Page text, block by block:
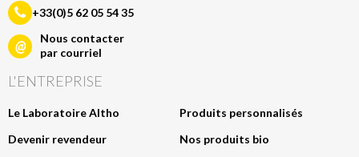
+33(0)5 62 05 54 35
@
Nous contacter
par courriel
L'ENTREPRISE
Le Laboratoire Altho
Produits personnalisés
Devenir revendeur
Nos produits bio